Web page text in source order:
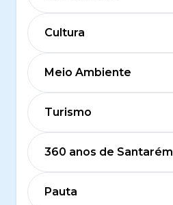
Cultura
Meio Ambiente
Turismo
360 anos de Santarém
Pauta